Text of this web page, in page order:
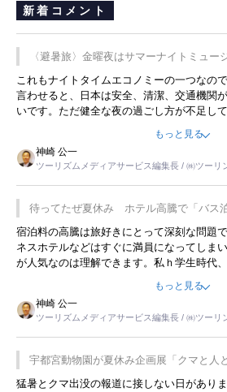
新着コメント
〈避暑旅〉金曜夜はサマーナイトミュー
これもナイトタイムエコノミーの一つなの
言わせると、日本は安全、清潔、交通機関
いです。ただ健全な夜の過ごし方が不足し
ような意味で、金曜夜にこのようなイベン
限らず外国人にとっても楽しみが増えるでし
もっと見る
神崎 公一
ツーリズムメディアサービス編集長 / ㈱ツーリ
待ってたぜ夏休み ホテル高騰で「バス
宿泊料の高騰は旅好きにとって深刻な問題
ネスホテルなどはすぐに満員になってしま
が人気なのは理解できます。私ｈ学生時代
をした時は、移動はグレイハウンドバスで
用してホテル代を浮かせていました。ただ
す。若い人が夜行バスで京都に行った、青
が残らないのかなと思ってしまいます。
もっと見る
神崎 公一
ツーリズムメディアサービス編集長 / ㈱ツーリ
宇都宮動物園が夏休み企画展「クマと人
開催
猛暑とクマ出没の報道に接しない日があり